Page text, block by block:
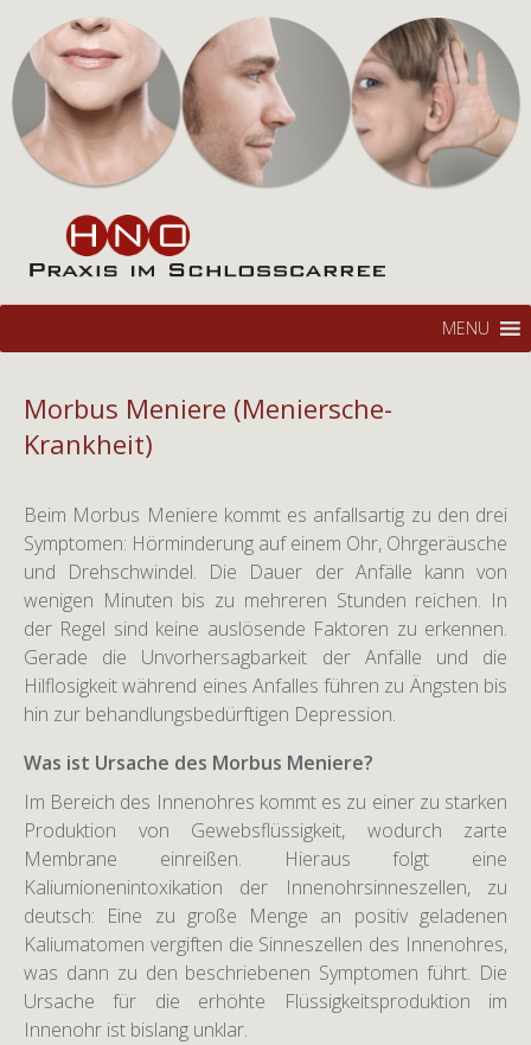
HNO im Schlosscarree
Braunschweig
Hals-Nasen-Ohren Praxis
Inhalt
MENU
Morbus Meniere (Meniersche-
Krankheit)
Beim Morbus Meniere kommt es anfallsartig zu den drei
Symptomen: Hörminderung auf einem Ohr, Ohrgeräusche
und Drehschwindel. Die Dauer der Anfälle kann von
wenigen Minuten bis zu mehreren Stunden reichen. In
der Regel sind keine auslösende Faktoren zu erkennen.
Gerade die Unvorhersagbarkeit der Anfälle und die
Hilflosigkeit während eines Anfalles führen zu Ängsten bis
hin zur behandlungsbedürftigen Depression.
Was ist Ursache des Morbus Meniere?
Im Bereich des Innenohres kommt es zu einer zu starken
Produktion von Gewebsflüssigkeit, wodurch zarte
Membrane einreißen. Hieraus folgt eine
Kaliumionenintoxikation der Innenohrsinneszellen, zu
deutsch: Eine zu große Menge an positiv geladenen
Kaliumatomen vergiften die Sinneszellen des Innenohres,
was dann zu den beschriebenen Symptomen führt. Die
Ursache für die erhöhte Flüssigkeitsproduktion im
Innenohr ist bislang unklar.